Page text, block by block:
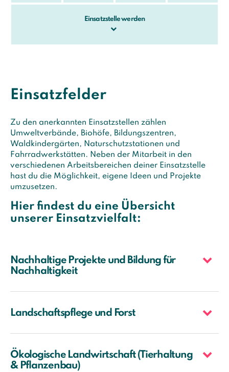
Einsatzstelle werden
Einsatzfelder
Zu den anerkannten Einsatzstellen zählen
Umweltverbände, Biohöfe, Bildungszentren,
Waldkindergärten, Naturschutzstationen und
Fahrradwerkstätten. Neben der Mitarbeit in den
verschiedenen Arbeitsbereichen deiner Einsatzstelle
hast du die Möglichkeit, eigene Ideen und Projekte
umzusetzen.
Hier findest du eine Übersicht
unserer Einsatzvielfalt:
Nachhaltige Projekte und Bildung für
Nachhaltigkeit
Landschaftspflege und Forst
Ökologische Landwirtschaft (Tierhaltung
& Pflanzenbau)